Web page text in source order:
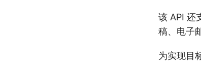
该 API 还
稿、电子
为实现目